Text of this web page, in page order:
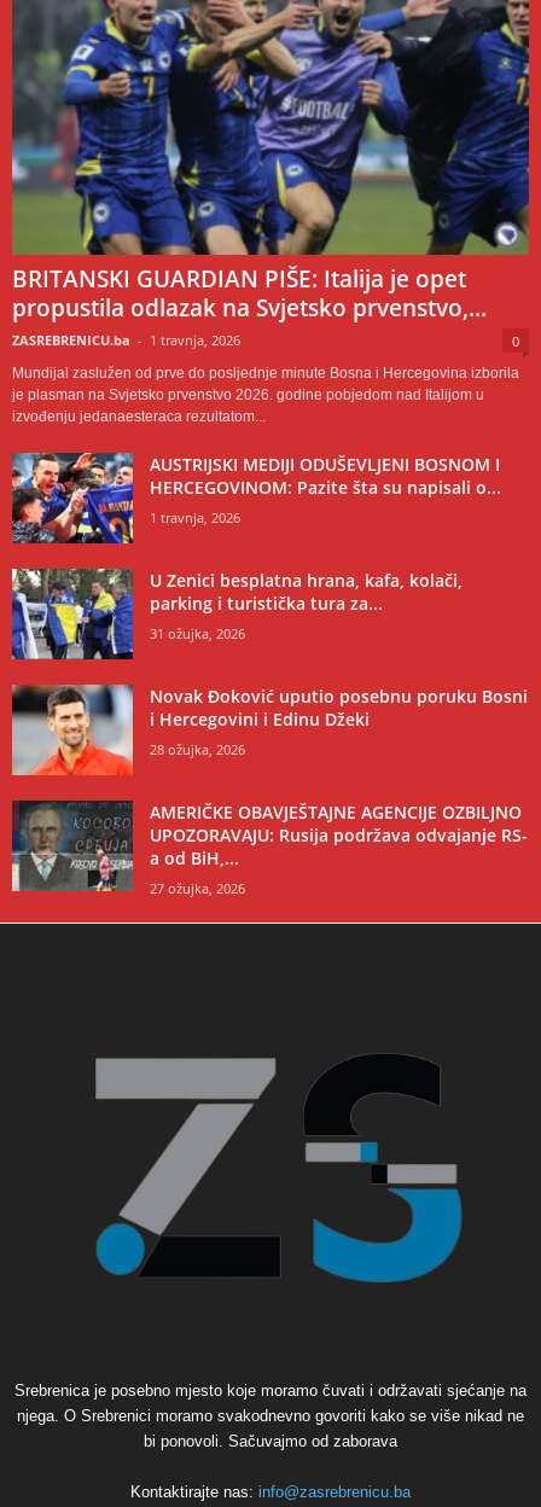
BRITANSKI GUARDIAN PIŠE: Italija je opet
propustila odlazak na Svjetsko prvenstvo,...
ZASREBRENICU.ba - 1 travnja, 2026 0
Mundijal zaslužen od prve do posljednje minute Bosna i Hercegovina izborila
je plasman na Svjetsko prvenstvo 2026. godine pobjedom nad Italijom u
izvođenju jedanaesteraca rezultatom...
AUSTRIJSKI MEDIJI ODUŠEVLJENI BOSNOM I
HERCEGOVINOM: Pazite šta su napisali o...
1 travnja, 2026
U Zenici besplatna hrana, kafa, kolači,
parking i turistička tura za...
31 ožujka, 2026
Novak Đoković uputio posebnu poruku Bosni
i Hercegovini i Edinu Džeki
28 ožujka, 2026
AMERIČKE OBAVJEŠTAJNE AGENCIJE OZBILJNO
UPOZORAVAJU: Rusija podržava odvajanje RS-
a od BiH,...
27 ožujka, 2026
Srebrenica je posebno mjesto koje moramo čuvati i održavati sjećanje na
njega. O Srebrenici moramo svakodnevno govoriti kako se više nikad ne
bi ponovoli. Sačuvajmo od zaborava
Kontaktirajte nas: info@zasrebrenicu.ba